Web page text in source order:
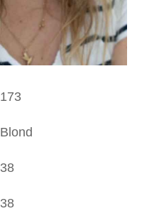
173
Blond
38
38